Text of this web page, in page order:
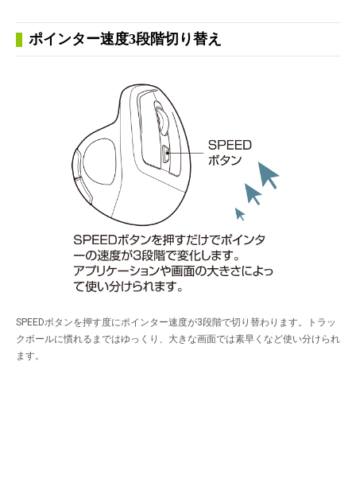
ポインター速度3段階切り替え
SPEEDボタンを押す度にポインター速度が3段階で切り替わります。トラッ
クボールに慣れるまではゆっくり、大きな画面では素早くなど使い分けられ
ます。